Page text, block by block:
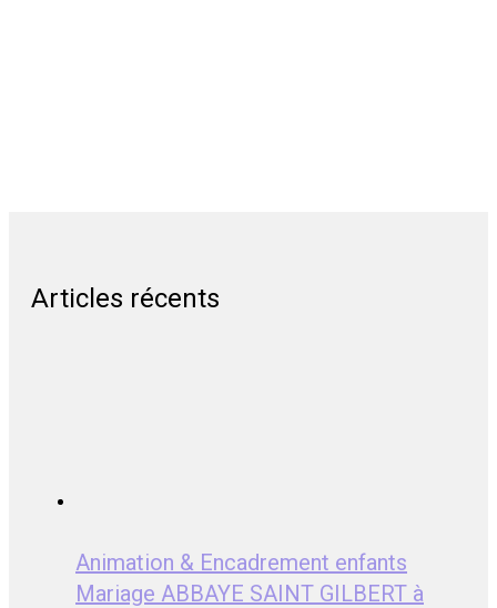
Articles récents
Animation & Encadrement enfants
Mariage ABBAYE SAINT GILBERT à